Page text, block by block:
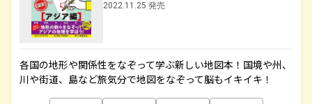
2022.11.25 発売
各国の地形や関係性をなぞって学ぶ新しい地図本！国境や州、
川や街道、島など旅気分で地図をなぞって脳もイキイキ！